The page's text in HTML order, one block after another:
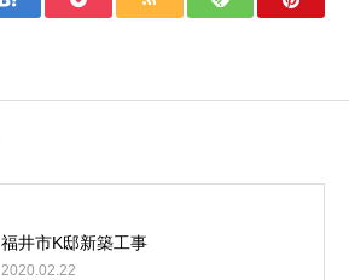
福井市K邸新築工事
2020.02.22